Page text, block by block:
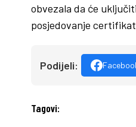
obvezala da će
posjedovanje
Podijeli:
Tagovi: